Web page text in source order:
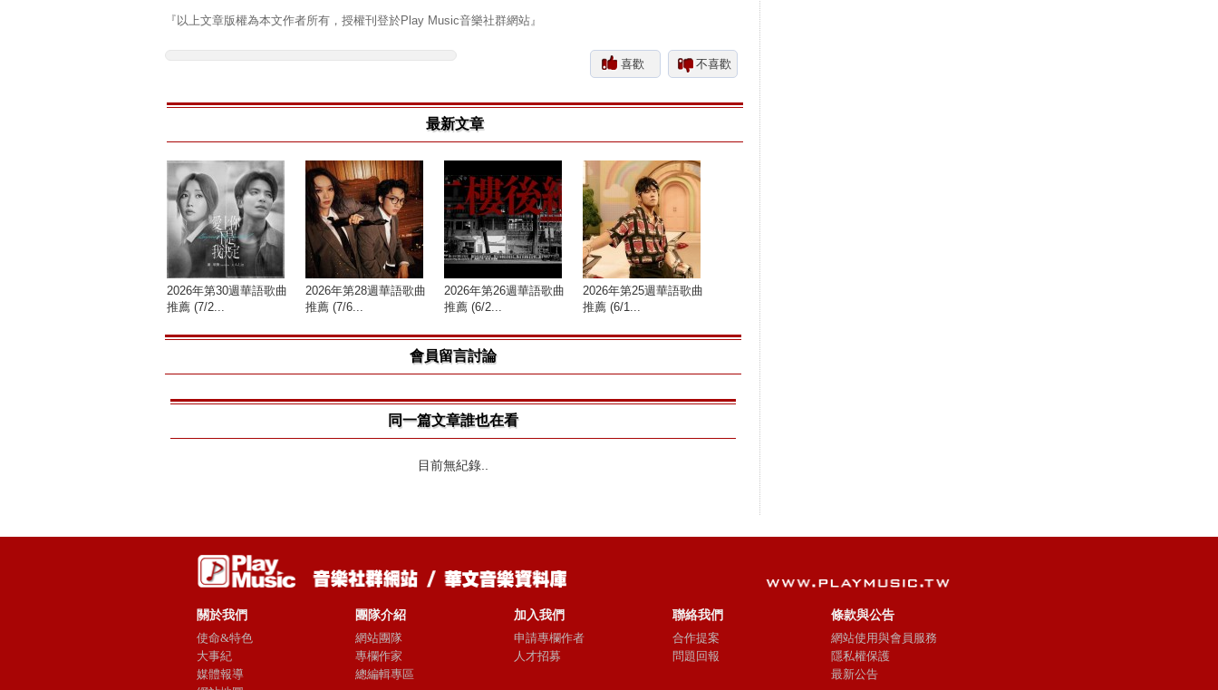
『以上文章版權為本文作者所有，授權刊登於Play Music音樂社群網站』
喜歡 不喜歡
最新文章
2026年第30週華語歌曲
推薦 (7/2...
2026年第28週華語歌曲
推薦 (7/6...
2026年第26週華語歌曲
推薦 (6/2...
2026年第25週華語歌曲
推薦 (6/1...
會員留言討論
同一篇文章誰也在看
目前無紀錄..
關於我們
使命&特色
大事紀
媒體報導
團隊介紹
網站團隊
專欄作家
總編輯專區
加入我們
申請專欄作者
人才招募
聯絡我們
合作提案
問題回報
條款與公告
網站使用與會員服務
隱私權保護
最新公告